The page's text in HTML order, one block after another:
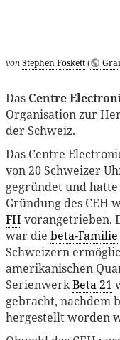
vonStephen Foskett(
Das Centre
Organisation zur
der Schweiz.
Das Centre
von 20 Schweizer
gegründet und
Gründung des CEH
FH vorangetrieben.
war die beta-Familie
Schweizern
amerikanischen
SerienwerkBeta 21
gebracht, nachdem
hergestellt worden